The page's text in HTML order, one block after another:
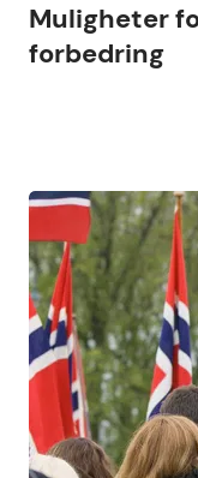
Muligheter
forbedring